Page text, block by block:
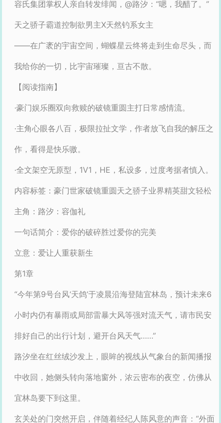
容氏集团掌权人亲自转发绯闻，@路汐：“嗯，我醋了。”
天之骄子霸道控制欲男主X天然钓系女主
——在广袤的宇宙空间，蝴蝶星云终将走到生命尽头，而
我给你的一切，比宇宙璀璨，亘古不散。
【阅读指南】
·豪门娱乐圈双向救赎的破镜重圆主打日常感情流。
·主角心眼各八百，极限拉扯文学，作者放飞自我的解压之
作，看得是快乐嗷。
·全文架空无原型，1V1，HE，私设多，过度考据者慎入。
内容标签：豪门世家破镜重圆天之骄子业界精英甜文轻松
主角：路汐：容伽礼
一句话简介：爱你的破碎胜过爱你的完美
立意：爱让人重获新生
第1章
“今年第9号台风‘天鸽’于凌晨沿海登陆宜林岛，预计未来6
小时内仍有暴雨或局部雷暴大风等强对流天气，请市民安
排好自己的出行计划，避开台风天气……”
路汐坐在红丝绒沙发上，眼眸的视线从气象台的新闻播报
中收回，她侧头转向落地窗外，浓云密布的夜空，仿佛从
宜林岛要下到这里。
玄关处的门突然开启，伴随着经纪人陈风意的声音：“外面